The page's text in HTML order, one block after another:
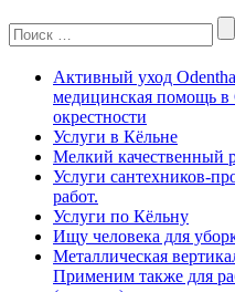
Search
for:
Активный уход
медицинская помощь в
окрестности
Услуги в Кёльне
Мелкий качественный
Услуги сантехников-
работ.
Услуги по Кёльну
Ищу человека для
Металлическая
Применим также для